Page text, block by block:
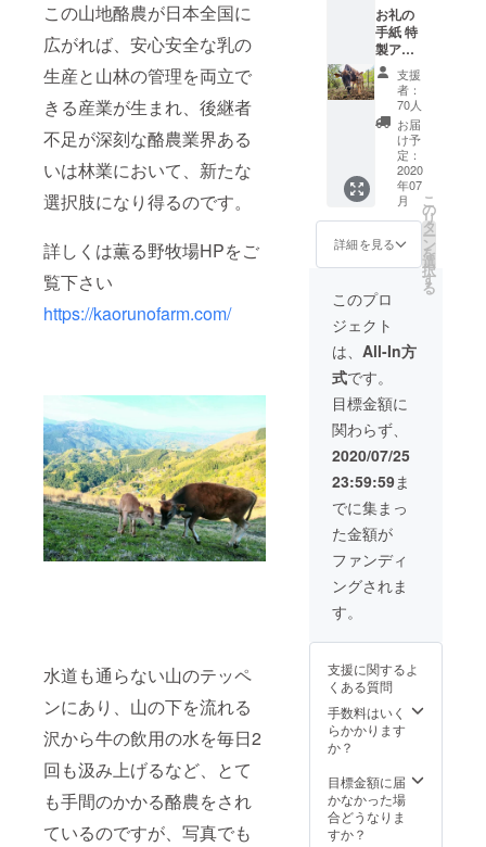
この山地酪農が日本全国に
広がれば、安心安全な乳の
生産と山林の管理を両立で
きる産業が生まれ、後継者
不足が深刻な酪農業界ある
いは林業において、新たな
選択肢になり得るのです。
詳しくは薫る野牧場HPをご
覧下さい
https://kaorunofarm.com/
水道も通らない山のテッペ
ンにあり、山の下を流れる
沢から牛の飲用の水を毎日2
回も汲み上げるなど、とて
も手間のかかる酪農をされ
ているのですが、写真でも
お礼の
手紙 特
製アイ
スク
リーム
（２L
パッ
ク）×２
こ ※全
国一
律、
クール
便配送
料含む
支援
者：
70人
お届
け予
定：
2020
年07
月
詳細を見る
こ
の
リ
タ
ー
ン
を
選
択
す
る
このプロ
ジェクト
は、 All-In方
式です。
目標金額に
関わらず、
2020/07/25
23:59:59ま
でに集まっ
た金額が
ファンディ
ングされま
す。
支援に関するよ
くある質問
手数料はいく
らかかります
か？
目標金額に届
かなかった場
合どうなりま
すか？